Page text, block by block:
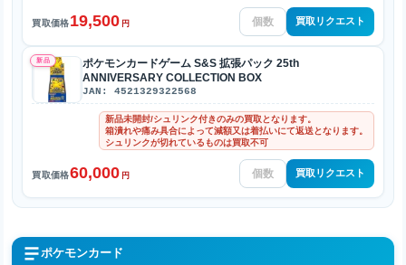
買取価格19,500 円 買取リクエスト
新品
ポケモンカードゲーム S&S 拡張パック 25th
ANNIVERSARY COLLECTION BOX
JAN: 4521329322568
新品未開封/シュリンク付きのみの買取となります。
箱潰れや痛み具合によって減額又は着払いにて返送となります。
シュリンクが切れているものは買取不可
買取価格60,000 円 買取リクエスト
ポケモンカード